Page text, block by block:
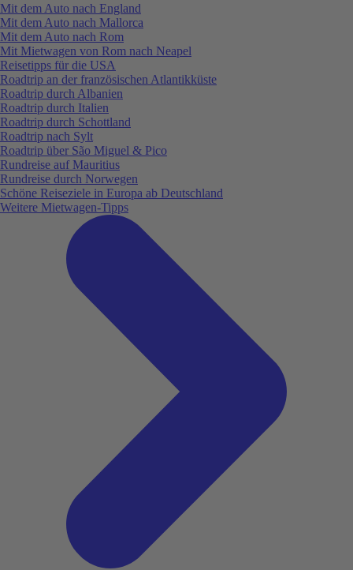
Mit dem Auto nach England
Mit dem Auto nach Mallorca
Mit dem Auto nach Rom
Mit Mietwagen von Rom nach Neapel
Reisetipps für die USA
Roadtrip an der französischen Atlantikküste
Roadtrip durch Albanien
Roadtrip durch Italien
Roadtrip durch Schottland
Roadtrip nach Sylt
Roadtrip über São Miguel & Pico
Rundreise auf Mauritius
Rundreise durch Norwegen
Schöne Reiseziele in Europa ab Deutschland
Weitere Mietwagen-Tipps